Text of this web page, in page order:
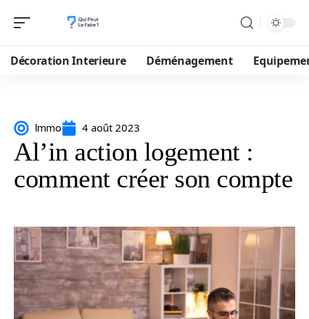
Décoration Interieure Déménagement
Immo 4 août 2023
Al’in action logement :
comment créer son compte